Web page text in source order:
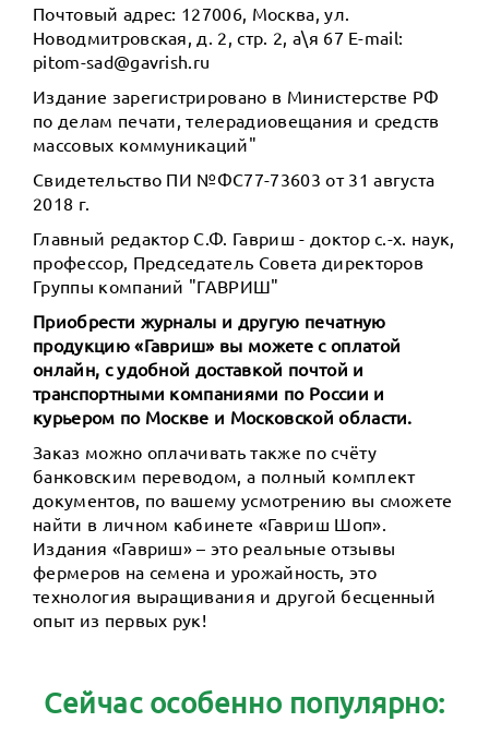
Почтовый адрес: 127006, Москва, ул.
Новодмитровская, д. 2, стр. 2, а\я 67 E-mail:
pitom-sad@gavrish.ru
Издание зарегистрировано в Министерстве РФ
по делам печати, телерадиовещания и средств
массовых коммуникаций"
Свидетельство ПИ №ФС77-73603 от 31 августа
2018 г.
Главный редактор С.Ф. Гавриш - доктор с.-х. наук,
профессор, Председатель Совета директоров
Группы компаний "ГАВРИШ"
Приобрести журналы и другую печатную
продукцию «Гавриш» вы можете с оплатой
онлайн, с удобной доставкой почтой и
транспортными компаниями по России и
курьером по Москве и Московской области.
Заказ можно оплачивать также по счёту
банковским переводом, а полный комплект
документов, по вашему усмотрению вы сможете
найти в личном кабинете «Гавриш Шоп».
Издания «Гавриш» – это реальные отзывы
фермеров на семена и урожайность, это
технология выращивания и другой бесценный
опыт из первых рук!
Сейчас особенно популярно: